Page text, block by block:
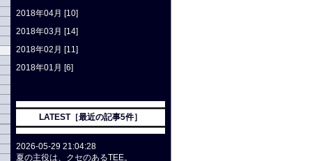
2018年04月 [10]
2018年03月 [14]
2018年02月 [11]
2018年01月 [6]
LATEST［最近の記事5件］
2026-05-29 21:04:28
夏の主役は、クセのあるTEE。